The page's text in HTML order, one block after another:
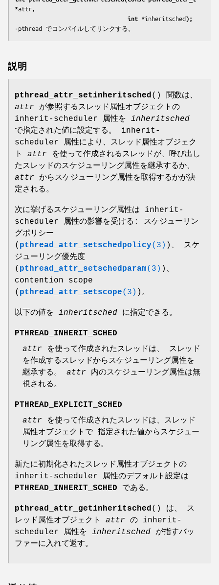
*attr ,
                                 int *
inheritsched);
-pthread でコンパイルしてリンクする。
説明
pthread_attr_setinheritsched () 関数は、
attr が参照するスレッド属性オブジェクトの
inherit-scheduler 属性を inheritsched
で指定された値に設定する。 inherit-
scheduler 属性により、スレッド属性オブジェク
ト attr を使って作成されるスレッドが、呼び出し
たスレッドのスケジューリング属性を継承するか、
attr からスケジューリング属性を取得するかが決
定される。
次に挙げるスケジューリング属性は inherit-
scheduler 属性の影響を受ける: スケジューリン
グポリシー
( pthread_attr_setschedpolicy(3) )、 スケ
ジューリング優先度
( pthread_attr_setschedparam(3) )、
contention scope
( pthread_attr_setscope(3) )。
以下の値を inheritsched に指定できる。
PTHREAD_INHERIT_SCHED
attr を使って作成されたスレッドは、 スレッド
を作成するスレッドからスケジューリング属性を
継承する。 attr 内のスケジューリング属性は無
視される。
PTHREAD_EXPLICIT_SCHED
attr を使って作成されたスレッドは、スレッド
属性オブジェクトで 指定された値からスケジュー
リング属性を取得する。
新たに初期化されたスレッド属性オブジェクトの
inherit-scheduler 属性のデフォルト設定は
PTHREAD_INHERIT_SCHED である。
pthread_attr_getinheritsched () は、 ス
レッド属性オブジェクト attr の inherit-
scheduler 属性を inheritsched が指すバッ
ファーに入れて返す。